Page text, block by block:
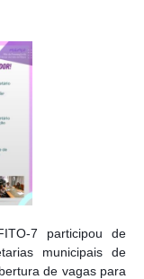
7 participou de
municipais de
de vagas para